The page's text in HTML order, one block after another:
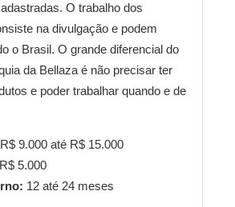
O trabalho dos
na divulgação e podem
o Brasil. O grande diferencial do
da Bellaza é não precisar ter
e poder trabalhar quando e de
R$ 9.000 até R$ 15.000
R$ 5.000
12 até 24 meses